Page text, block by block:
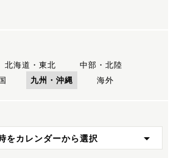
北海道・東北
中部・北陸
九州・沖縄 海外
をカレンダーから選択